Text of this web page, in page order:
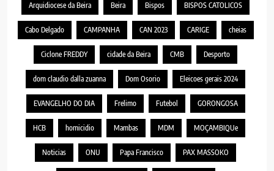
Arquidiocese da Beira Beira Bispos BISPOS CATOLICOS
Cabo Delgado CAMPANHA CAN 2023 CARIGE cheias
Ciclone FREDDY cidade da Beira CMB Desporto
dom claudio dalla zuanna Dom Osorio Eleicoes gerais 2024
EVANGELHO DO DIA Frelimo Futebol GORONGOSA
HCB homicidio Mambas MDM MOÇAMBIQUe
Noticias ONU Papa Francisco PAX MASSOKO